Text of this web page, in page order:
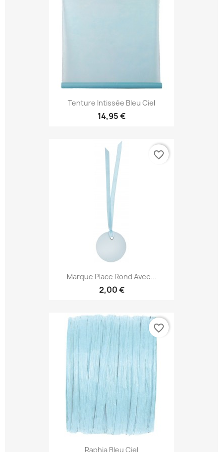
Tenture Intissée Bleu Ciel
14,95 €
Marque Place Rond Avec...
2,00 €
favorite_border
Raphia Bleu Ciel
favorite_border